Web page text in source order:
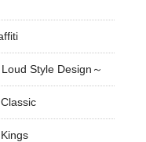
Style Design～